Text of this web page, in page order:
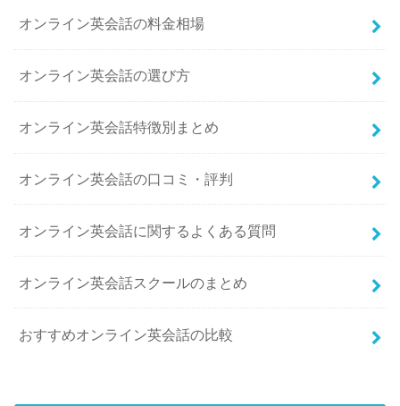
オンライン英会話の料金相場
オンライン英会話の選び方
オンライン英会話特徴別まとめ
オンライン英会話の口コミ・評判
オンライン英会話に関するよくある質問
オンライン英会話スクールのまとめ
おすすめオンライン英会話の比較